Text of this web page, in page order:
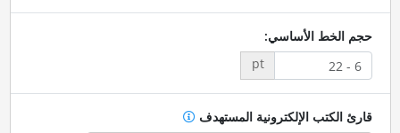
حجم الخط الأساسي:
pt
قارئ الكتب الإلكترونية المستهدف